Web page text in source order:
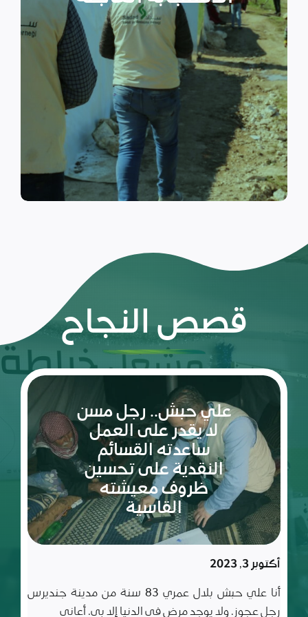
النزوح.
اقرأ المزيد
قصص النجاح
ريم:
شعلة
والإصرار
في عالم
مليء
بالتحديات
سبتمبر 10, 2023
ريم طفلة لم تكمل ربيعاها التاسع بعد، شعلة متوقدة
في العلم والأدب والأخلاق، تعيش مع أسرة تتألف من أب
وأم